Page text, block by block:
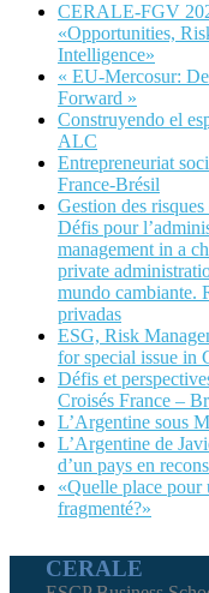
CERALE-FGV
«Opportunities,
Intelligence»
« EU-Mercosur:
Forward »
Construyendo el
ALC
Entrepreneuriat
France-Brésil
Gestion des
Défis pour
management in a
private
mundo cambiante.
privadas
ESG, Risk
for special issue
Défis et
Croisés France –
L’Argentine sous
L’Argentine de
d’un pays en
«Quelle place pour
fragmenté?»
CERALE